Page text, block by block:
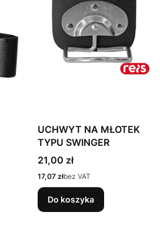
UCHWYT NA MŁOTEK
TYPU SWINGER
Cena
21,00 zł
Cena
17,07 złbez VAT
Do koszyka